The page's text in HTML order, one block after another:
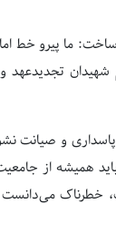
ساخت: ما پیرو خط
شهیدان
پاسداری و صیانت
همیشه از
خطرناک